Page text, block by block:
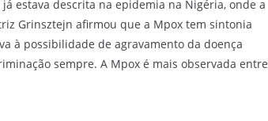
estava descrita na epidemia na Nigéria, onde a
Grinsztejn afirmou que a Mpox tem sintonia
à possibilidade de agravamento da doença
sempre. A Mpox é mais observada entre